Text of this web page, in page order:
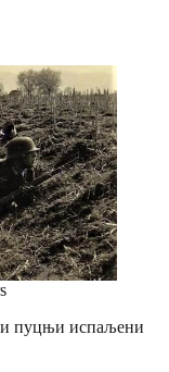
пуцњи испаљени